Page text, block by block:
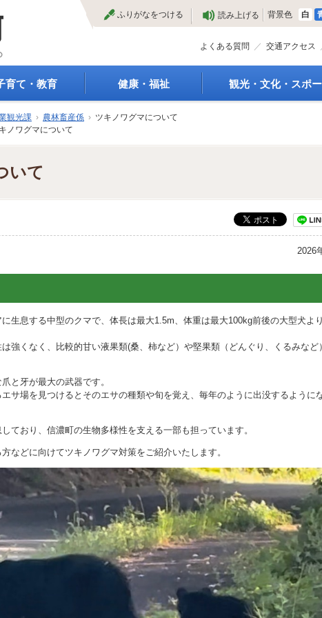
文
ふりがなをつける 読み上げる 背景色 白
よくある質問 交通アクセス
育て・教育
健康・予防接種
保健
・中学校
習
談
ポーツ大会
健康・福祉
障がい・福祉
母子保健
予防接種
観光・文化・スポ
文化・芸術
合宿
スポーツ
まつり
観光課 › 農林畜産係 › ツキノワグマについて
ノワグマについて
いて
2026
生息する中型のクマで、体長は最大1.5m、体重は最大100kg前後の大型犬よ
強くなく、比較的甘い液果類(桑、柿など）や堅果類（どんぐり、くるみなど
と牙が最大の武器です。
サ場を見つけるとそのエサの種類や旬を覚え、毎年のように出没するように
ており、信濃町の生物多様性を支える一部も担っています。
などに向けてツキノワグマ対策をご紹介いたします。